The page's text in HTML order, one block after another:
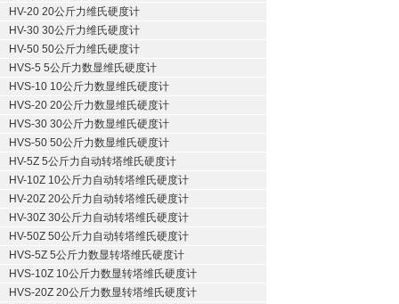
HV-20 20公斤力维氏硬度计
HV-30 30公斤力维氏硬度计
HV-50 50公斤力维氏硬度计
HVS-5 5公斤力数显维氏硬度计
HVS-10 10公斤力数显维氏硬度计
HVS-20 20公斤力数显维氏硬度计
HVS-30 30公斤力数显维氏硬度计
HVS-50 50公斤力数显维氏硬度计
HV-5Z 5公斤力自动转塔维氏硬度计
HV-10Z 10公斤力自动转塔维氏硬度计
HV-20Z 20公斤力自动转塔维氏硬度计
HV-30Z 30公斤力自动转塔维氏硬度计
HV-50Z 50公斤力自动转塔维氏硬度计
HVS-5Z 5公斤力数显转塔维氏硬度计
HVS-10Z 10公斤力数显转塔维氏硬度计
HVS-20Z 20公斤力数显转塔维氏硬度计